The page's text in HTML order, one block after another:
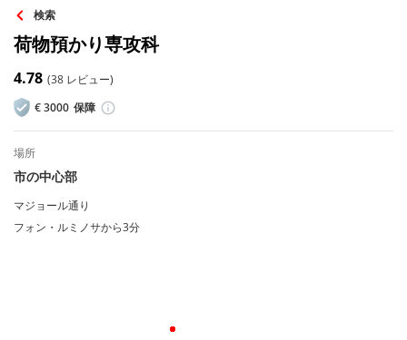
検索
荷物預かり専攻科
4.78 (38 レビュー)
€3000 保障
場所
市の中心部
マジョール通り
フォン・ルミノサから3分